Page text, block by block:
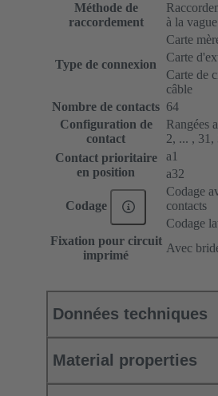
Méthode de
raccordement
à la vague
Type de connexion
Carte
Carte
Carte de
câble
Nombre de contacts 64
Configuration de
contact
Rangées
2, ... , 31,
Contact prioritaire
en position
a1
a32
Codage
Codage
contacts
Codage
Fixation pour circuit
imprimé
Avec
Données techniques
Material properties